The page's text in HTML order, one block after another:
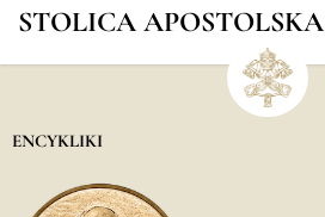
STOLICA APOSTOLSKA
ENCYKLIKI